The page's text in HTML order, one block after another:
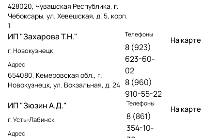
428020, Чувашская Республика, г.
Чебоксары, ул. Хевешская, д. 5, корп.
1
ИП "Захарова Т.Н."
г. Новокузнецк
Адрес
654080, Кемеровская обл., г.
Новокузнецк, ул. Вокзальная, д. 24
Телефоны
8 (923)
623-60-
02
8 (960)
910-55-22
На карте
ИП "Зюзин А.Д."
г. Усть-Лабинск
Адрес
Телефоны
8 (861)
354-10-
На карте